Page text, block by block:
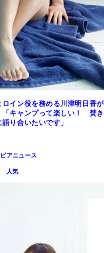
ロイン役を務める川津明日香が
「キャンプって楽しい！ 焚き
り合いたいです」
アニュース
人気